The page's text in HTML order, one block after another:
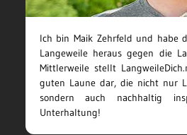
Ich bin Maik Zehrfeld und habe
Langeweile heraus gegen die
Mittlerweile stellt
guten Laune dar, die nicht nur
sondern auch nachhaltig
Unterhaltung!